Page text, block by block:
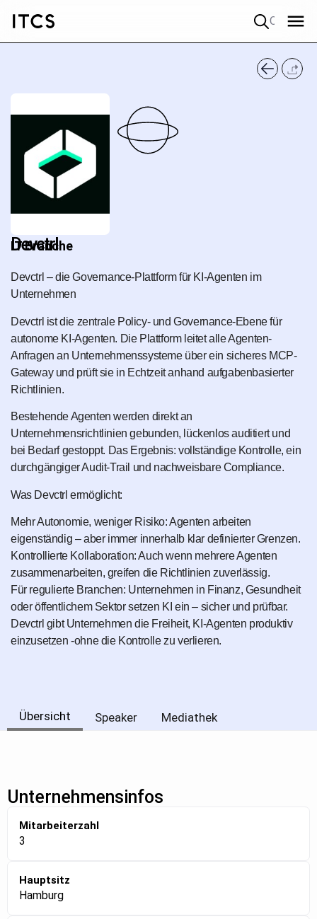
Devctrl
IT Branche
Devctrl – die Governance-Plattform für KI-Agenten im
Unternehmen
Devctrl ist die zentrale Policy- und Governance-Ebene für
autonome KI-Agenten. Die Plattform leitet alle Agenten-
Anfragen an Unternehmenssysteme über ein sicheres MCP-
Gateway und prüft sie in Echtzeit anhand aufgabenbasierter
Richtlinien.
Bestehende Agenten werden direkt an
Unternehmensrichtlinien gebunden, lückenlos auditiert und
bei Bedarf gestoppt. Das Ergebnis: vollständige Kontrolle, ein
durchgängiger Audit-Trail und nachweisbare Compliance.
Was Devctrl ermöglicht:
Mehr Autonomie, weniger Risiko: Agenten arbeiten
eigenständig – aber immer innerhalb klar definierter Grenzen.
Kontrollierte Kollaboration: Auch wenn mehrere Agenten
zusammenarbeiten, greifen die Richtlinien zuverlässig.
Für regulierte Branchen: Unternehmen in Finanz, Gesundheit
oder öffentlichem Sektor setzen KI ein – sicher und prüfbar.
Devctrl gibt Unternehmen die Freiheit, KI-Agenten produktiv
einzusetzen -ohne die Kontrolle zu verlieren.
Übersicht Speaker Mediathek
Unternehmensinfos
Mitarbeiterzahl
3
Hauptsitz
Hamburg